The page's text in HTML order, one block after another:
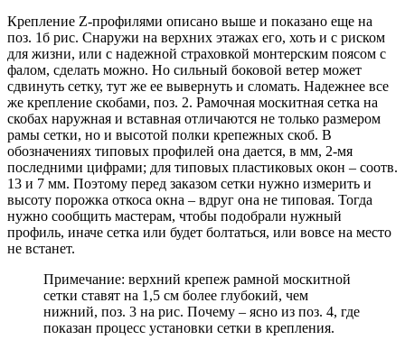
Крепление Z-профилями описано выше и показано еще на
поз. 1б рис. Снаружи на верхних этажах его, хоть и с риском
для жизни, или с надежной страховкой монтерским поясом с
фалом, сделать можно. Но сильный боковой ветер может
сдвинуть сетку, тут же ее вывернуть и сломать. Надежнее все
же крепление скобами, поз. 2. Рамочная москитная сетка на
скобах наружная и вставная отличаются не только размером
рамы сетки, но и высотой полки крепежных скоб. В
обозначениях типовых профилей она дается, в мм, 2-мя
последними цифрами; для типовых пластиковых окон – соотв.
13 и 7 мм. Поэтому перед заказом сетки нужно измерить и
высоту порожка откоса окна – вдруг она не типовая. Тогда
нужно сообщить мастерам, чтобы подобрали нужный
профиль, иначе сетка или будет болтаться, или вовсе на место
не встанет.
Примечание: верхний крепеж рамной москитной
сетки ставят на 1,5 см более глубокий, чем
нижний, поз. 3 на рис. Почему – ясно из поз. 4, где
показан процесс установки сетки в крепления.